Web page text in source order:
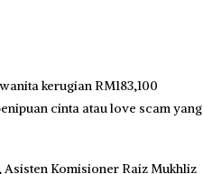
kerugian RM183,100
cinta atau love scam yang
Komisioner Raiz Mukhliz